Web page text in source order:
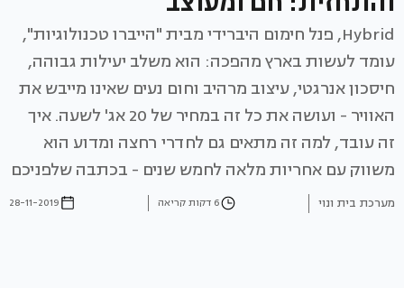
Hybrid, פנל חימום היברידי מבית "הייברו טכנולוגיות",
עומד לעשות בארץ מהפכה: הוא משלב יעילות גבוהה,
חיסכון אנרגטי, עיצוב מרהיב וחום נעים שאינו מייבש את
האוויר - ועושה את כל זה במחיר של 20 אג' לשעה. איך
זה עובד, למה זה מתאים גם לחדרי רחצה ומדוע הוא
משווק עם אחריות מלאה לחמש שנים - בכתבה שלפניכם
מערכת בית ונוי 6 דקות קריאה 28-11-2019